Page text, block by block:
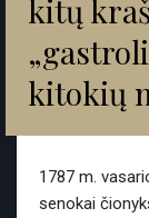
kitų
kitokių
1787 m.
senokai